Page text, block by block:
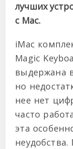
лучших
с Mac.
iMac
Magic
выдержана
но
нее нет
часто
эта